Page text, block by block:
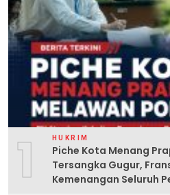
1 HUKRIM
Piche Kota Menang
Tersangka Gugur,
Kemenangan Seluruh